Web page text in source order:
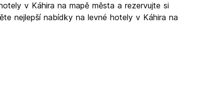
v Káhira na mapě města a rezervujte si
nejlepší nabídky na levné hotely v Káhira na